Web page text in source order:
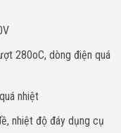
280oC, dòng điện quá
nhiệt
nhiệt độ đáy dụng cụ